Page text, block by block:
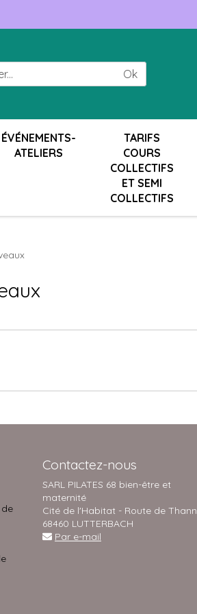
Ok
ÉVÉNEMENTS-
ATELIERS
TARIFS
COURS
COLLECTIFS
ET SEMI
COLLECTIFS
Contactez-nous
SARL PILATES 68 bien-être et
maternité
Cité de l'Habitat - Route de Thann
68460 LUTTERBACH
Par e-mail